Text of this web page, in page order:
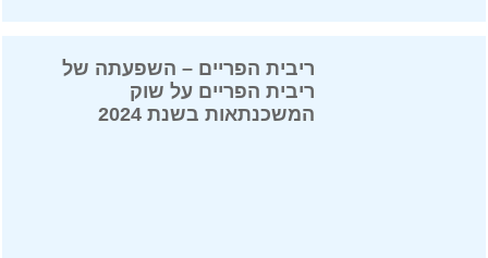
ריבית הפריים – השפעתה של
ריבית הפריים על שוק
המשכנתאות בשנת 2024